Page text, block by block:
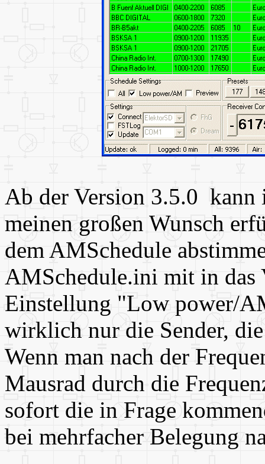
Ab der Version 3.5.0 kann
meinen großen Wunsch
dem AMSchedule
AMSchedule.ini mit in das
Einstellung "Low power/
wirklich nur die Sender,
Wenn man nach der
Mausrad durch die
sofort die in Frage
bei mehrfacher Belegung